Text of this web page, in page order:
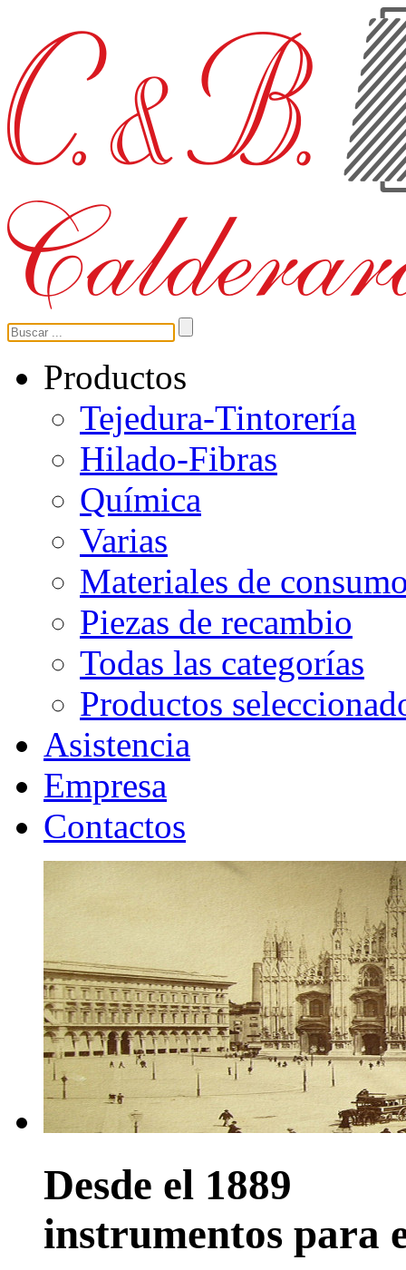
Productos
Tejedura-Tintorería
Hilado-Fibras
Química
Varias
Materiales de
Piezas de recambio
Todas las categorías
Productos
Asistencia
Empresa
Contactos
Desde el 1889
instrumentos para